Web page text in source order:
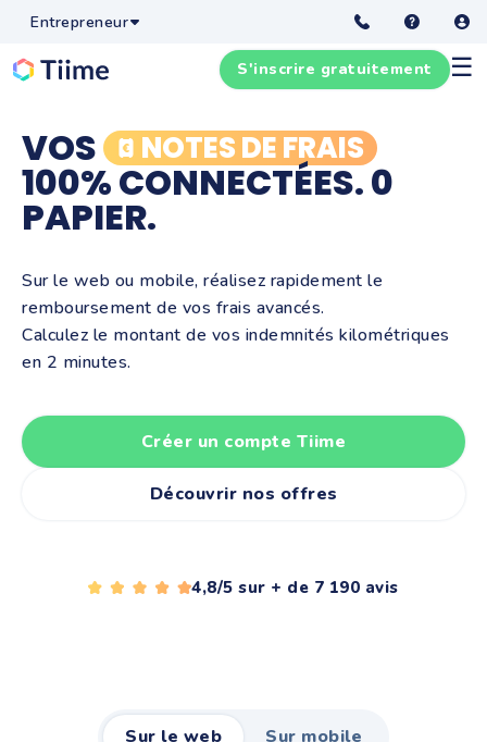
Entrepreneur
☰
S'inscrire gratuitement
VOS NOTES DE FRAIS
100% CONNECTÉES. 0
PAPIER.
Sur le web ou mobile, réalisez rapidement le
remboursement de vos frais avancés.
Calculez le montant de vos indemnités kilométriques
en 2 minutes.
Créer un compte Tiime
Découvrir nos offres
4,8/5 sur + de 7 190 avis
Sur le web Sur mobile